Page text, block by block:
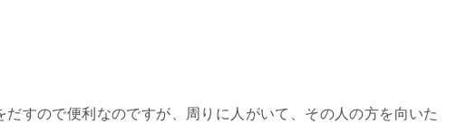
すので便利なのですが、周りに人がいて、その人の方を向いた